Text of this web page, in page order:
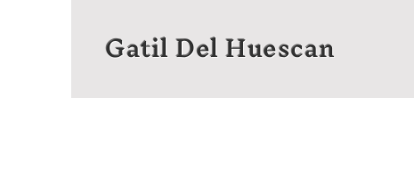
Gatil Del Huescan